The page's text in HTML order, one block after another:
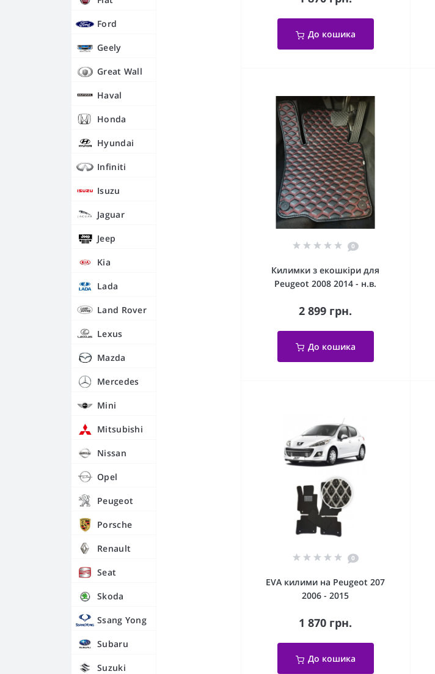
Ford
Geely
Great Wall
Haval
Honda
Hyundai
Infiniti
Isuzu
Jaguar
Jeep
Kia
Lada
Land Rover
Lexus
Mazda
Mercedes
Mini
Mitsubishi
Nissan
Opel
Peugeot
Porsche
Renault
Seat
Skoda
Ssang Yong
Subaru
Suzuki
До кошика
0
Килимки з екошкіри для
Peugeot 2008 2014 - н.в.
2 899 грн.
До кошика
0
EVA килими на Peugeot 207
2006 - 2015
1 870 грн.
До кошика